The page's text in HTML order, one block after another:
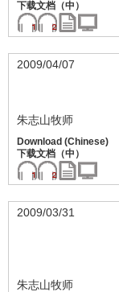
2009/04/07
朱志山牧师
2009/03/31
朱志山牧师